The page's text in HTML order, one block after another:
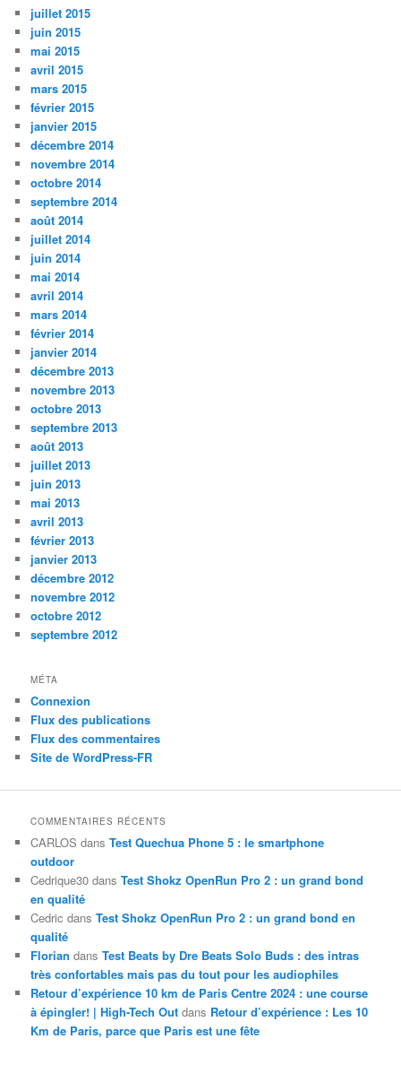
juillet 2015
juin 2015
mai 2015
avril 2015
mars 2015
février 2015
janvier 2015
décembre 2014
novembre 2014
octobre 2014
septembre 2014
août 2014
juillet 2014
juin 2014
mai 2014
avril 2014
mars 2014
février 2014
janvier 2014
décembre 2013
novembre 2013
octobre 2013
septembre 2013
août 2013
juillet 2013
juin 2013
mai 2013
avril 2013
février 2013
janvier 2013
décembre 2012
novembre 2012
octobre 2012
septembre 2012
MÉTA
Connexion
Flux des publications
Flux des commentaires
Site de WordPress-FR
COMMENTAIRES RÉCENTS
CARLOS dansTest Quechua Phone 5 : le smartphone
outdoor
Cedrique30 dansTest Shokz OpenRun Pro 2 : un grand bond
en qualité
Cedric dansTest Shokz OpenRun Pro 2 : un grand bond en
qualité
Florian dansTest Beats by Dre Beats Solo Buds : des intras
très confortables mais pas du tout pour les audiophiles
Retour d’expérience 10 km de Paris Centre 2024 : une course
à épingler! | High-Tech Out dans Retour d’expérience : Les 10
Km de Paris, parce que Paris est une fête